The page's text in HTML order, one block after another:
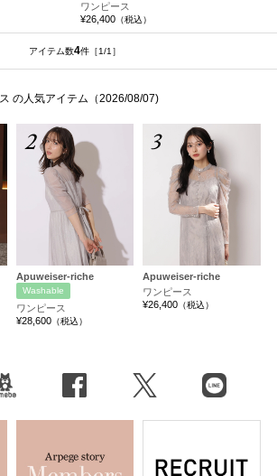
ワンピース
¥26,400 （税込）
アイテム数4件 ［1/1］
の人気アイテム（2026/08/07)
2
Apuweiser-riche
Washable
ワンピース
¥28,600（税込）
3
Apuweiser-riche
ワンピース
¥26,400 （税込）
X（旧Twitter） LINE